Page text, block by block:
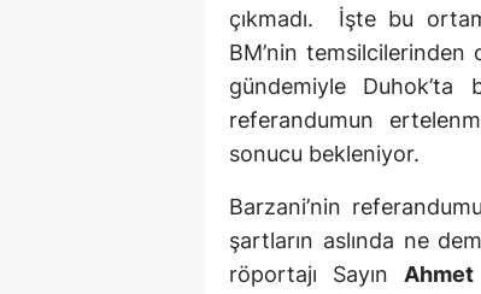
çıkmadı. İşte bu
BM’nin
gündemiyle
referandumun
sonucu bekleniyor.
Barzani’nin
şartların aslında ne
röportajı SayınAhmet